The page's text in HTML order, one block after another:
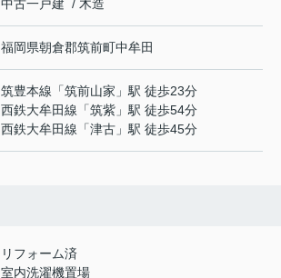
中古一戸建 / 木造
福岡県朝倉郡筑前町中牟田
筑豊本線 「筑前山家 」駅 徒歩23分
西鉄大牟田線 「筑紫 」駅 徒歩54分
西鉄大牟田線 「津古 」駅 徒歩45分
リフォーム済
室内洗濯機置場